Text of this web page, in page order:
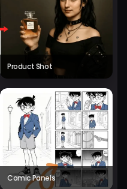
Product Shot
Comic Panels